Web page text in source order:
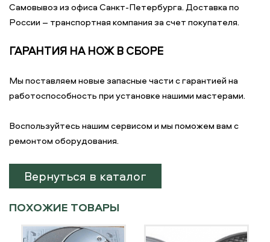
Самовывоз из офиса Санкт-Петербурга. Доставка по
России – транспортная компания за счет покупателя.
ГАРАНТИЯ НА НОЖ В СБОРЕ
Мы поставляем новые запасные части с гарантией на
работоспособность при установке нашими мастерами.
Воспользуйтесь нашим сервисом и мы поможем вам с
ремонтом оборудования.
Вернуться в каталог
ПОХОЖИЕ ТОВАРЫ